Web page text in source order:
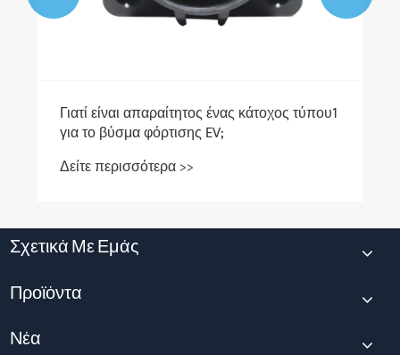
Γιατί είναι απαραίτητος ένας κάτοχος τύπου1
για το βύσμα φόρτισης EV;
Δείτε περισσότερα >>
Σχετικά Με Εμάς
Προϊόντα
Νέα